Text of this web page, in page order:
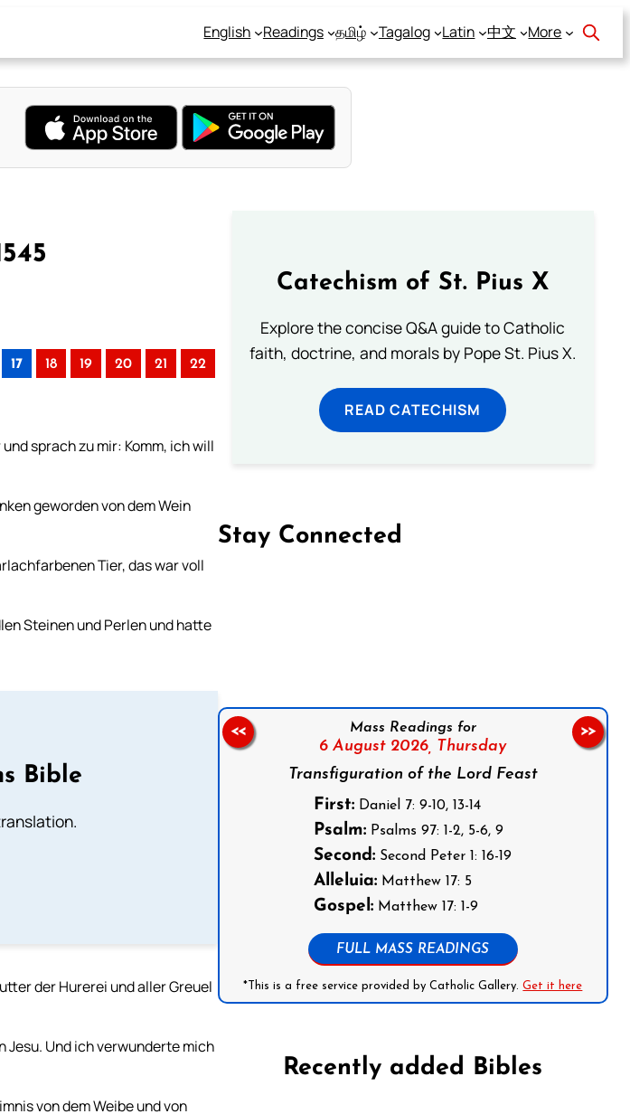
English Readings தமிழ் Tagalog Latin 中文 More
17 18 19 20 21 22
sprach zu mir: Komm, ich will
geworden von dem Wein
Tier, das war voll
Steinen und Perlen und hatte
Bible
der Hurerei und aller Greuel
Jesu. Und ich verwunderte mich
von dem Weibe und von
Catechism of St. Pius X
Explore the concise Q&A guide to Catholic
faith, doctrine, and morals by Pope St. Pius X.
READ CATECHISM
Stay Connected
Mass Readings for
6 August 2026, Thursday
Transfiguration of the Lord Feast
First: Daniel 7: 9-10, 13-14
Psalm: Psalms 97: 1-2, 5-6, 9
Second: Second Peter 1: 16-19
Alleluia: Matthew 17: 5
Gospel: Matthew 17: 1-9
FULL MASS READINGS
*This is a free service provided by Catholic Gallery.Get it here
<< >>
Recently added Bibles